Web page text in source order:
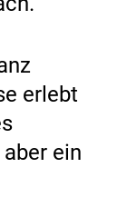
erlebt
ein